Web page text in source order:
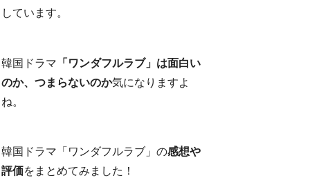
しています。
韓国ドラマ 「ワンダフルラブ」は面白い
のか、つまらないのか気になりますよ
ね。
韓国ドラマ「ワンダフルラブ」の感想や
評価をまとめてみました！